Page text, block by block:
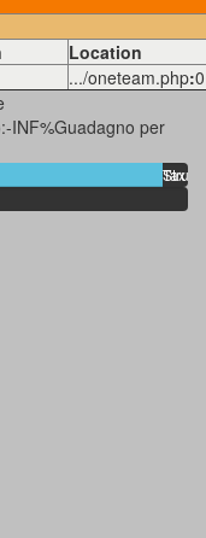
Location
.../oneteam.php:0
INF%Guadagno per
Tax